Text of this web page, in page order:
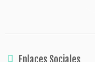
Enlaces Sociales